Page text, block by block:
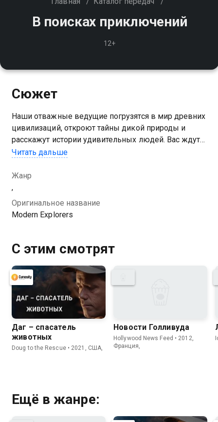
В поисках приключений
12+
Сюжет
Наши отважные ведущие погрузятся в мир древних
цивилизаций, откроют тайны дикой природы и
расскажут истории удивительных людей. Вас ждут
уникальные кадры, невероятные открытия и море
Читать дальше
Жанр
,
Оригинальное название
Modern Explorers
С этим смотрят
Даг – спасатель
животных
Doug to the Rescue • 2021, США,
Новости Голливуда
Hollywood News Feed • 2012,
Франция,
Ещё в жанре: